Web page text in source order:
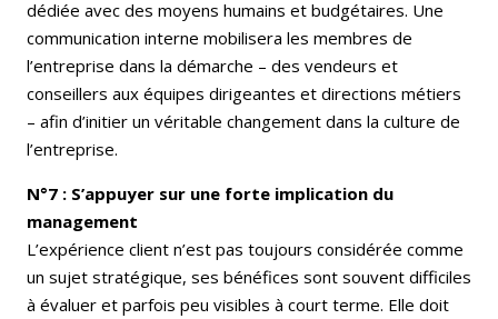
dédiée avec des moyens humains et budgétaires. Une
communication interne mobilisera les membres de
l’entreprise dans la démarche – des vendeurs et
conseillers aux équipes dirigeantes et directions métiers
– afin d’initier un véritable changement dans la culture de
l’entreprise.
N°7 : S’appuyer sur une forte implication du
management
L’expérience client n’est pas toujours considérée comme
un sujet stratégique, ses bénéfices sont souvent difficiles
à évaluer et parfois peu visibles à court terme. Elle doit